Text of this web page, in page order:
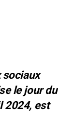
sociaux
le jour du
2024, est